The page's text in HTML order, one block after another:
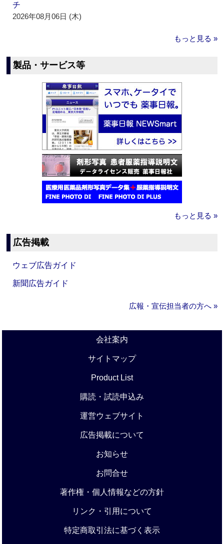
チ
2026年08月06日 (木)
もっと見る »
製品・サービス等
もっと見る »
広告掲載
ウェブ広告ガイド
新聞広告ガイド
広報・宣伝担当者の方へ »
会社案内
サイトマップ
Product List
購読・試読申込み
運営ウェブサイト
広告掲載について
お知らせ
お問合せ
著作権・個人情報などの方針
リンク・引用について
特定商取引法に基づく表示